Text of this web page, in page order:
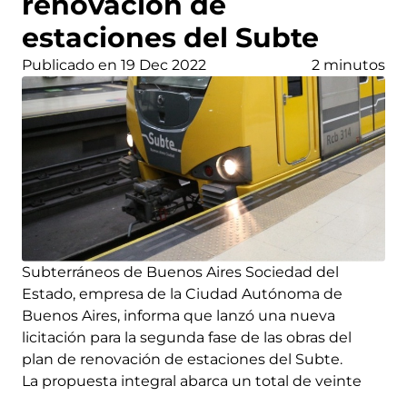
estaciones del Subte
Publicado en 19 Dec 2022 2 minutos
Subterráneos de Buenos Aires Sociedad del
Estado, empresa de la Ciudad Autónoma de
Buenos Aires, informa que lanzó una nueva
licitación para la segunda fase de las obras del
plan de renovación de estaciones del Subte.
La propuesta integral abarca un total de veinte